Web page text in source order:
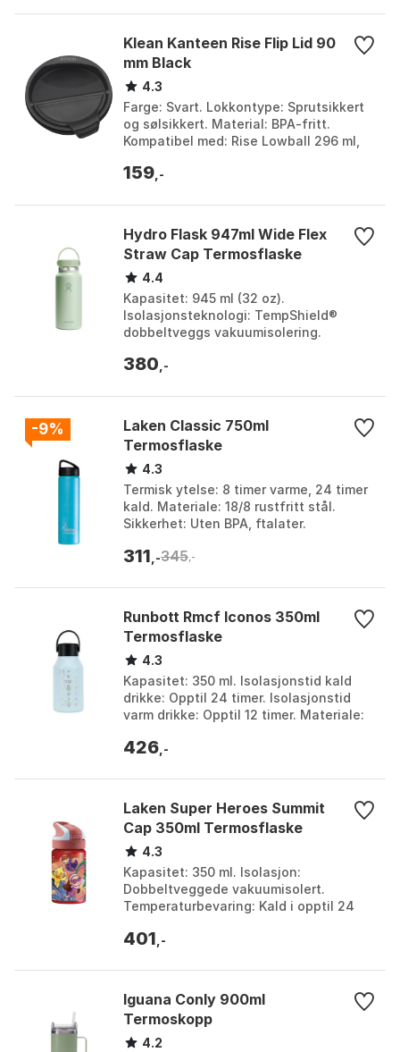
Klean Kanteen Rise Flip Lid 90
mm Black
4.3
Farge: Svart. Lokkontype: Sprutsikkert
og sølsikkert. Material: BPA-fritt.
Kompatibel med: Rise Lowball 296 ml,
Farge: Bla...
159 ,-
Hydro Flask 947ml Wide Flex
Straw Cap Termosflaske
4.4
Kapasitet: 945 ml (32 oz).
Isolasjonsteknologi: TempShield®
dobbeltveggs vakuumisolering.
lekkasjesikker kork og Honeycomb™-
380 ,-
-9%
Laken Classic 750ml
Termosflaske
4.3
Termisk ytelse: 8 timer varme, 24 timer
kald. Materiale: 18/8 rustfritt stål.
Sikkerhet: Uten BPA, ftalater.
Jannu, Summit. ...
311 ,-345 ,-
Runbott Rmcf Iconos 350ml
Termosflaske
4.3
Kapasitet: 350 ml. Isolasjonstid kald
drikke: Opptil 24 timer. Isolasjonstid
varm drikke: Opptil 12 timer. Materiale:
F...
426 ,-
Laken Super Heroes Summit
Cap 350ml Termosflaske
4.3
Kapasitet: 350 ml. Isolasjon:
Dobbeltveggede vakuumisolert.
Temperaturbevaring: Kald i opptil 24
Superheltmotiver, lekkas...
401 ,-
Iguana Conly 900ml
Termoskopp
4.2